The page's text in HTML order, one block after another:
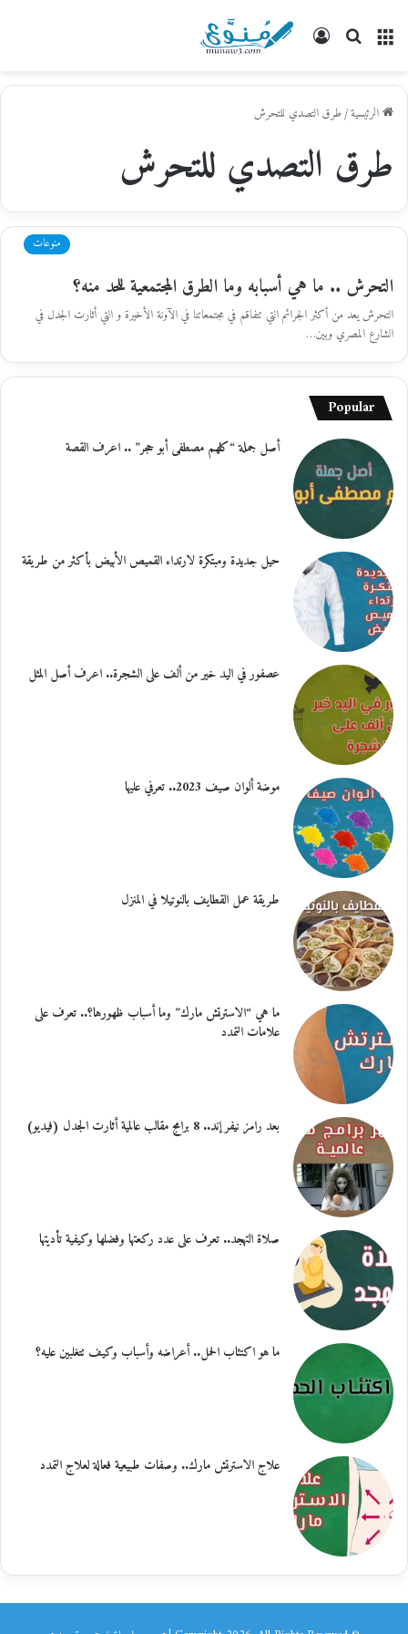
القائمة
بحث
تسجيل
الرئيسية/طرق التصدي للتحرش
طرق التصدي للتحرش
منوعات
التحرش .. ما هي أسبابه وما الطرق المجتمعية للحد منه؟
التحرش يعد من أكثر الجرائم التي تتفاقم في مجتمعاتنا في الآونة الأخيرة و التي أثارت الجدل في
الشارع المصري وبين…
Popular
أصل جملة “كلهم مصطفى أبو حجر” .. اعرف القصة
حيل جديدة ومبتكرة لارتداء القميص الأبيض بأكثر من طريقة
عصفور في اليد خير من ألف على الشجرة.. اعرف أصل المثل
موضة ألوان صيف 2023.. تعرفي عليها
طريقة عمل القطايف بالنوتيلا في المنزل
ما هي “الاسترتش مارك” وما أسباب ظهورها؟.. تعرف على
علامات التمدد
بعد رامز نيفر إند.. 8 برامج مقالب عالمية أثارت الجدل (فيديو)
صلاة التهجد.. تعرف على عدد ركعتها وفضلها وكيفية تأديتها
ما هو اكتئاب الحمل.. أعراضه وأسباب وكيف تتغلبين عليه؟
علاج الاسترتش مارك.. وصفات طبيعية فعالة لعلاج التمدد